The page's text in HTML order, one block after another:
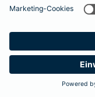
Suche